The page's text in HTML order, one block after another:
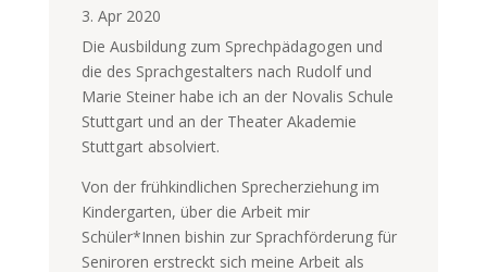
3. Apr 2020
Die Ausbildung zum Sprechpädagogen und
die des Sprachgestalters nach Rudolf und
Marie Steiner habe ich an der Novalis Schule
Stuttgart und an der Theater Akademie
Stuttgart absolviert.
Von der frühkindlichen Sprecherziehung im
Kindergarten, über die Arbeit mir
Schüler*Innen bishin zur Sprachförderung für
Seniroren erstreckt sich meine Arbeit als